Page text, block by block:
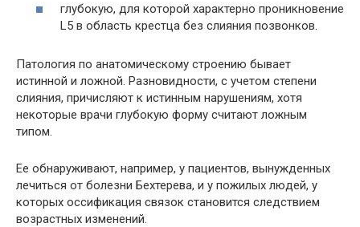
глубокую, для которой характерно проникновение
L5 в область крестца без слияния позвонков.
Патология по анатомическому строению бывает
истинной и ложной. Разновидности, с учетом степени
слияния, причисляют к истинным нарушениям, хотя
некоторые врачи глубокую форму считают ложным
типом.
Ее обнаруживают, например, у пациентов, вынужденных
лечиться от болезни Бехтерева, и у пожилых людей, у
которых оссификация связок становится следствием
возрастных изменений.